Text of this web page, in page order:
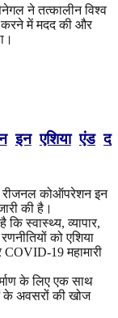
ने तत्कालीन विश्व
करने में मदद की और
इन एशिया एंड द
कोऑपरेशन इन
की है।
स्वास्थ्य, व्यापार,
को एशिया
19 महामारी
के लिए एक साथ
के अवसरों की खोज